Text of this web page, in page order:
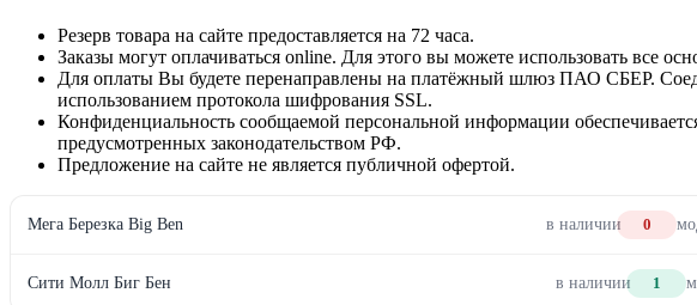
Резерв товара на сайте предоставляется на 72 часа.
Заказы могут оплачиваться online. Для этого вы можете использовать
Для оплаты Вы будете перенаправлены на платёжный шлюз ПАО СБЕР.
использованием протокола шифрования SSL.
Конфиденциальность сообщаемой персональной информации
предусмотренных законодательством РФ.
Предложение на сайте не является публичной офертой.
Мега Березка Big Ben в наличии 0
Сити Молл Биг Бен в наличии 1